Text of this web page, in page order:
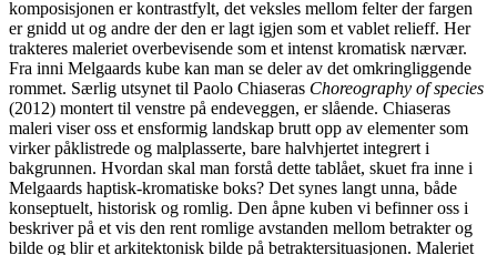
komposisjonen er kontrastfylt, det veksles mellom felter der fargen
er gnidd ut og andre der den er lagt igjen som et vablet relieff. Her
trakteres maleriet overbevisende som et intenst kromatisk nærvær.
Fra inni Melgaards kube kan man se deler av det omkringliggende
rommet. Særlig utsynet til Paolo Chiaseras Choreography of species
(2012) montert til venstre på endeveggen, er slående. Chiaseras
maleri viser oss et ensformig landskap brutt opp av elementer som
virker påklistrede og malplasserte, bare halvhjertet integrert i
bakgrunnen. Hvordan skal man forstå dette tablået, skuet fra inne i
Melgaards haptisk-kromatiske boks? Det synes langt unna, både
konseptuelt, historisk og romlig. Den åpne kuben vi befinner oss i
beskriver på et vis den rent romlige avstanden mellom betrakter og
bilde og blir et arkitektonisk bilde på betraktersituasjonen. Maleriet